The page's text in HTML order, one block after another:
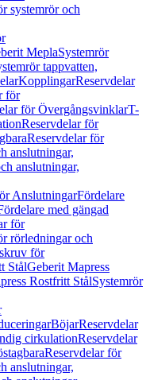
systemrör och
MeplaSystemrör
tappvatten,
KopplingarReservdelar
för
för ÖvergångsvinklarT-
Reservdelar för
Reservdelar för
anslutningar,
anslutningar,
AnslutningarFördelare
med gängad
för
rörledningar och
för
StålGeberit Mapress
Rostfritt StålSystemrör
BöjarReservdelar
cirkulationReservdelar
Reservdelar för
anslutningar,